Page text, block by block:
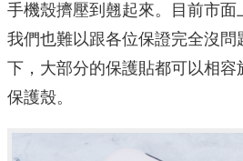
手機殼擠壓到翹起來。目前市面
我們也難以跟各位保證完全沒
下，大部分的保護貼都可以相
保護殼。